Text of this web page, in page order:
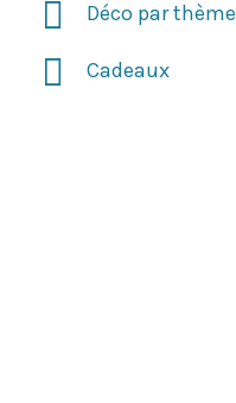
Déco par thème
Cadeaux